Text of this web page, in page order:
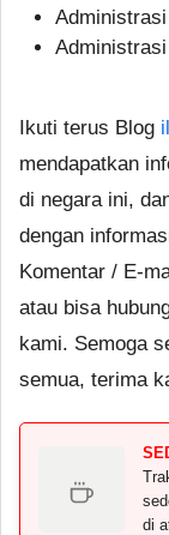
Ikuti terus Blog
mendapatkan
di negara ini,
dengan
Komentar / E-
atau bisa
kami. Semoga
semua, terima
di